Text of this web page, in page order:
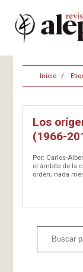
Inicio
Los
(1966-
Por: Carlos-
el ámbito de la
orden; nada